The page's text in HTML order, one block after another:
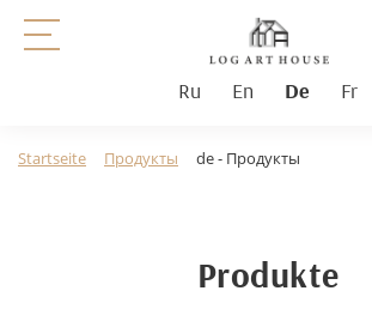
Ru En De Fr
Startseite Продукты de - Продукты
Produkte